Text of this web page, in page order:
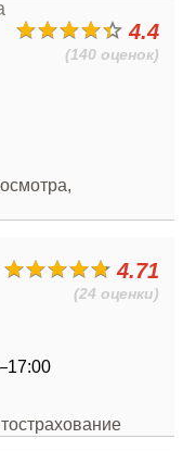
4.4
(140 оценок)
4.71
(24 оценки)